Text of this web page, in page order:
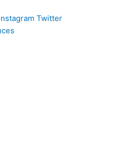
Twitter